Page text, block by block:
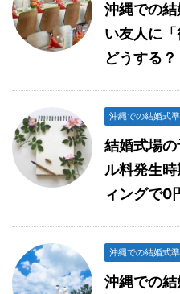
沖縄での
い友人に
どうする？
沖縄での結婚式
結婚式場
ル料発生
ィングで0
沖縄での結婚式
沖縄での